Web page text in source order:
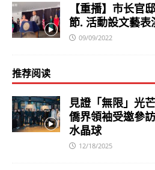
【重播】市长官
節. 活動設文藝表
09/09/2022
推荐阅读
見證「無限」光
僑界領袖受邀參
水晶球
12/18/2025